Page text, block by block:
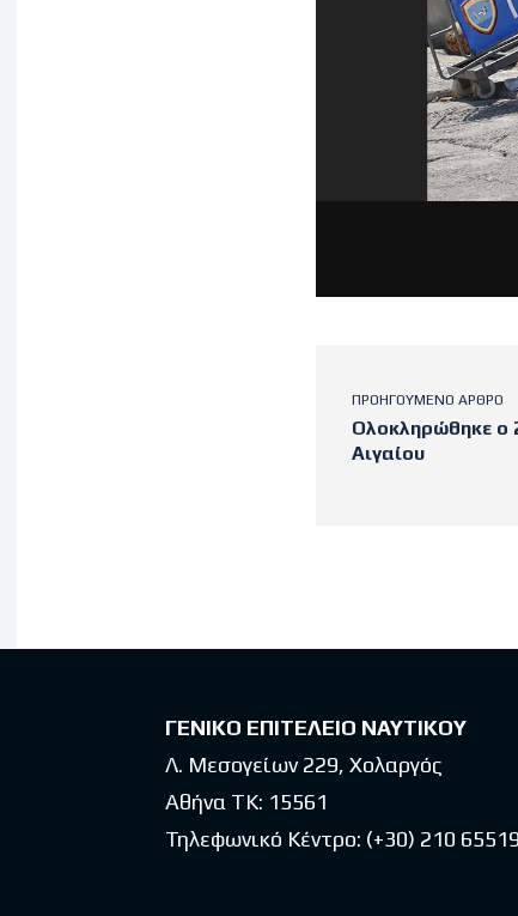
ΠΡΟΗΓΟΎΜΕΝΟ ΆΡΘΡΟ
Ολοκληρώθηκε o
Αιγαίου
ΓΕΝΙΚΟ ΕΠΙΤΕΛΕΙΟ ΝΑΥΤΙΚΟΥ
Λ. Μεσογείων 229, Χολαργός
Αθήνα ΤΚ: 15561
Τηλεφωνικό Κέντρο: (+30) 210